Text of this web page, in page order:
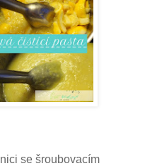
se šroubovacím